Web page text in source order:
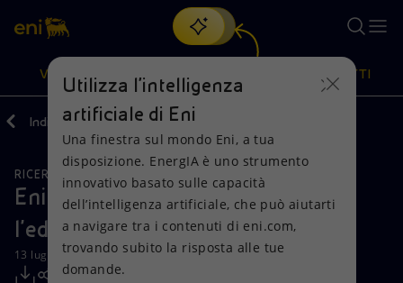
Cerca
scopri EnergIA, la nostra nuova soluzione di intelligenza
artificiale.
VISIONE
Visione
Mission e valori
Persone e Partnership
Azioni
Diversificazione energetica
Tecnologie per la transizione
PRODOTTI
Prodotti
Casa
Imprese
Indietro Media Comunicati Stampa
RICERCA, SVILUPPO E TECNOLOGIA
Eni Award: nominati i vincitori per
l'edizione 2023
13 luglio 2023 - 12:10 CEST
Utilizza l'intelligenza
artificiale di Eni
Una finestra sul mondo Eni, a tua
disposizione. EnergIA è uno strumento
innovativo basato sulle capacità
dell’intelligenza artificiale, che può aiutarti
a navigare tra i contenuti di eni.com,
trovando subito la risposta alle tue
domande.